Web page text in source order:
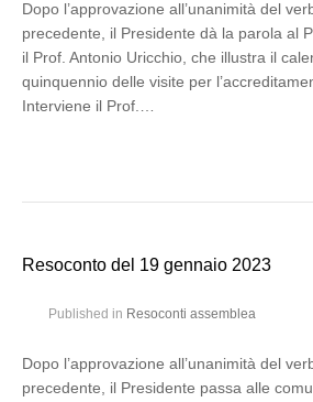
Dopo l’approvazione all’unanimità del
precedente, il Presidente dà la parola al
il Prof. Antonio Uricchio, che illustra il
quinquennio delle visite per
Interviene il Prof.…
Resoconto del 19 gennaio 2023
Published in Resoconti assemblea
Dopo l’approvazione all’unanimità del
precedente, il Presidente passa alle